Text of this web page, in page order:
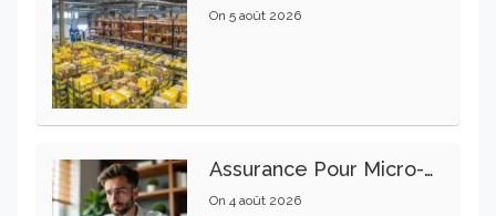
On 5 août 2026
Assurance Pour Micro-Entrepreneur : Les Garanties Essentielles À Connaître
On 4 août 2026